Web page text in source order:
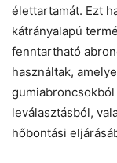
élettartamát. Ezt
kátrányalapú
fenntartható
használtak,
leválasztásból,
hőbontási